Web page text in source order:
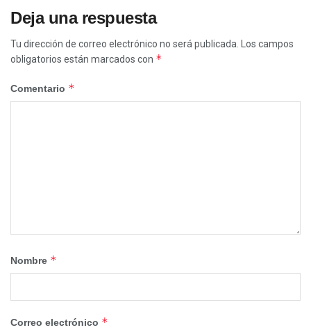
Deja una respuesta
Tu dirección de correo electrónico no será publicada.
Los campos
obligatorios están marcados con *
Comentario *
Nombre *
Correo electrónico *